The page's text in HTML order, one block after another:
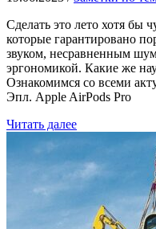
Сделать это лето хотя бы
которые гарантировано
звуком, несравненным
эргономикой. Какие же
Ознакомимся со всеми
Эпл. Apple AirPods Pro
Читать далее